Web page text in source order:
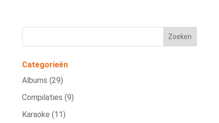
Categorieën
Albums (29)
Compilaties (9)
Karaoke (11)